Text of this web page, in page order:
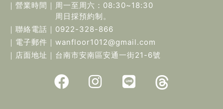
｜營業時間｜ 周一至周六：08:30~18:30
周日採預約制。
｜聯絡電話｜ 0922-328-866
｜電子郵件｜ wanfloor1012@gmail.com
｜店面地址｜ 台南市安南區安通一街21-6號